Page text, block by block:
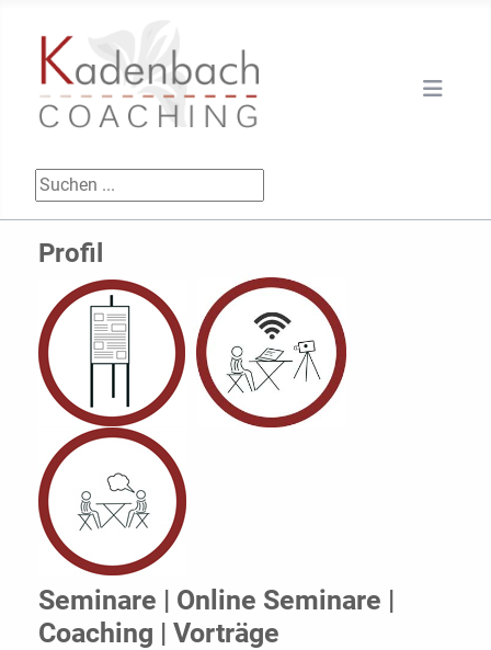
Suchen ...
Profil
Seminare | Online Seminare |
Coaching | Vorträge